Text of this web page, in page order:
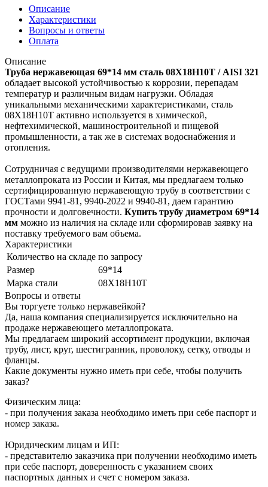
Описание
Характеристики
Вопросы и ответы
Оплата
Описание
Труба нержавеющая 69*14 мм сталь 08Х18Н10Т / AISI 321
обладает высокой устойчивостью к коррозии, перепадам
температур и различным видам нагрузки. Обладая
уникальными механическими характеристиками, сталь
08Х18Н10Т активно используется в химической,
нефтехимической, машиностроительной и пищевой
промышленности, а так же в системах водоснабжения и
отопления.
Сотрудничая с ведущими производителями нержавеющего
металлопроката из России и Китая, мы предлагаем только
сертифицированную нержавеющую трубу в соответствии с
ГОСТами 9941-81, 9940-2022 и 9940-81, даем гарантию
прочности и долговечности. Купить трубу диаметром 69*14
мм можно из наличия на складе или сформировав заявку на
поставку требуемого вам объема.
Характеристики
Количество на складе по запросу
Размер
69*14
Марка стали
08Х18Н10Т
Вопросы и ответы
Вы торгуете только нержавейкой?
Да, наша компания специализируется исключительно на
продаже нержавеющего металлопроката.
Мы предлагаем широкий ассортимент продукции, включая
трубу, лист, круг, шестигранник, проволоку, сетку, отводы и
фланцы.
Какие документы нужно иметь при себе, чтобы получить
заказ?
Физическим лица:
- при получения заказа необходимо иметь при себе паспорт и
номер заказа.
Юридическим лицам и ИП:
- представителю заказчика при получении необходимо иметь
при себе паспорт, доверенность с указанием своих
паспортных данных и счет с номером заказа.